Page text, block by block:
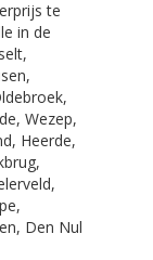
te
in de
Wezep,
Heerde,
Den Nul